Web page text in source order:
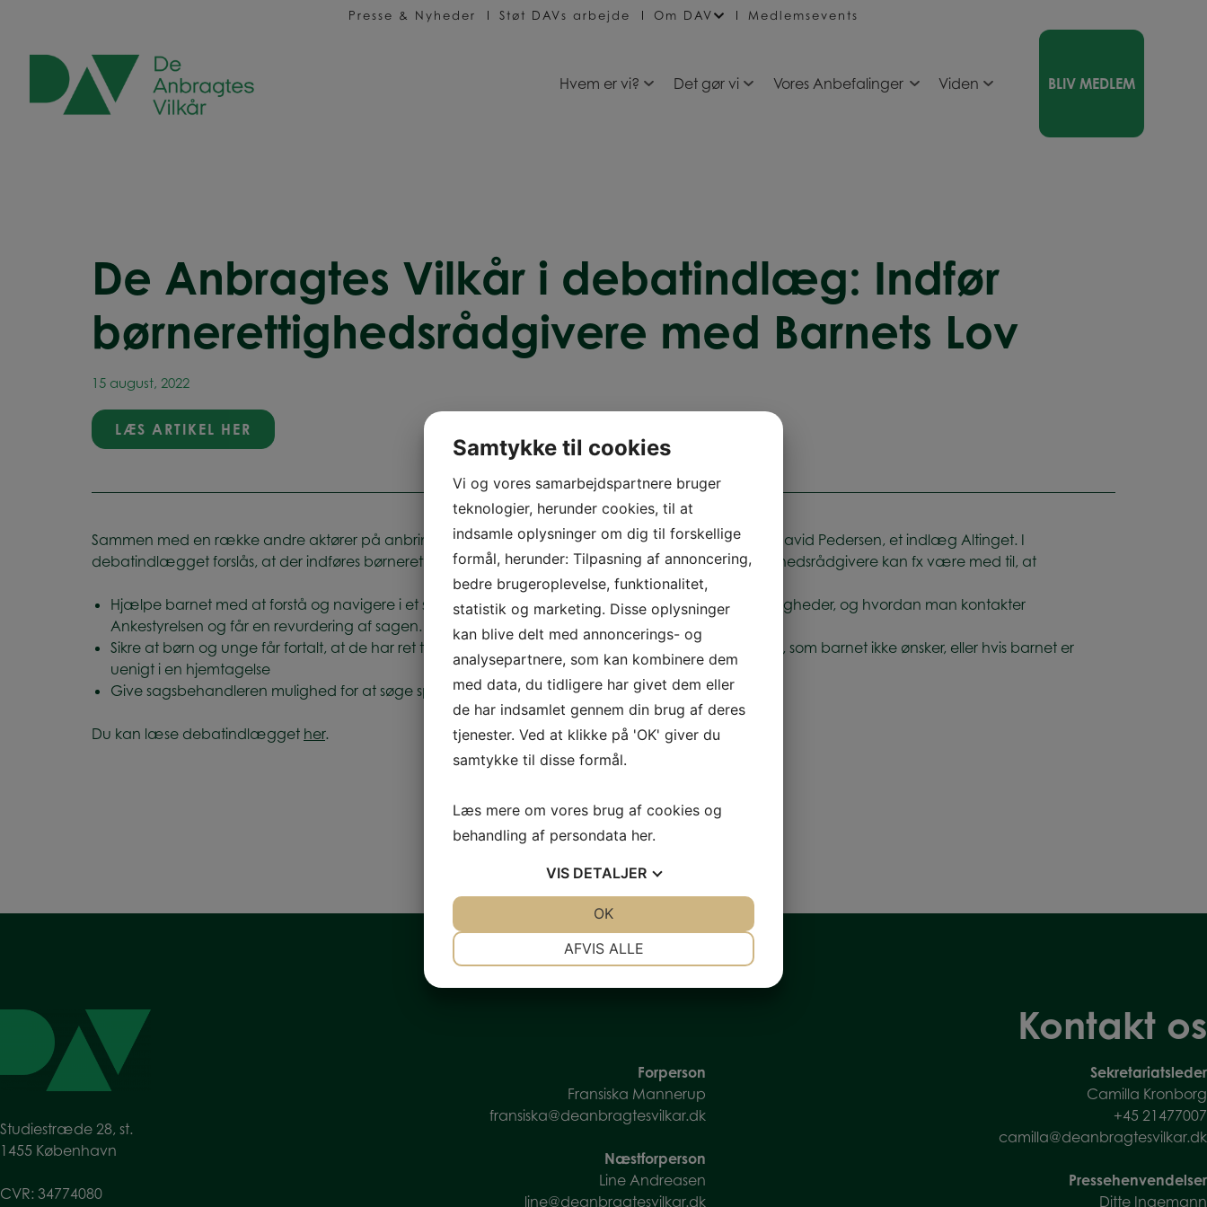
indholdet
Presse & Nyheder Støt DAVs arbejde Om DAV Medlemsevents
Hvem er vi? Det gør vi Vores Anbefalinger Viden BLIV MEDLEM
De Anbragtes Vilkår i debatindlæg: Indfør
børnerettighedsrådgivere med Barnets Lov
15 august, 2022
LÆS ARTIKEL HER
Sammen med en række andre aktører på anbringelsesområdet har formand i De Anbragtes Vilkår, David Pedersen, et indlæg Altinget. I
debatindlægget forslås, at der indføres børnerettighedsrådgivere som del af Barnets Lov. Børnerettighedsrådgivere kan fx være med til, at
Hjælpe barnet med at forstå og navigere i et sagsforløb – for eksempel hjælp til at håndhæve rettigheder, og hvordan man kontakter
Ankestyrelsen og får en revurdering af sagen.
Sikre at børn og unge får fortalt, at de har ret til at klage, hvis der skal være samvær med forældre, som barnet ikke ønsker, eller hvis barnet er
uenigt i en hjemtagelse
Give sagsbehandleren mulighed for at søge sparring fra en uvildig ekspert
Du kan læse debatindlægget her.
Studiestræde 28, st.
1455 København
CVR: 34774080
Kontakt os
Forperson
Fransiska Mannerup
fransiska@deanbragtesvilkar.dk
Næstforperson
Line Andreasen
line@deanbragtesvilkar.dk
Sekretariatsleder
Camilla Kronborg
+45 21477007
camilla@deanbragtesvilkar.dk
Pressehenvendelser
Ditte Ingemann
Samtykke til cookies
Vi og vores samarbejdspartnere bruger
teknologier, herunder cookies, til at
indsamle oplysninger om dig til forskellige
formål, herunder: Tilpasning af annoncering,
bedre brugeroplevelse, funktionalitet,
statistik og marketing. Disse oplysninger
kan blive delt med annoncerings- og
analysepartnere, som kan kombinere dem
med data, du tidligere har givet dem eller
de har indsamlet gennem din brug af deres
tjenester. Ved at klikke på 'OK' giver du
samtykke til disse formål.
Læs mere om vores brug af cookies og
behandling af persondata her.
VIS DETALJER
AFVIS ALLE
OK